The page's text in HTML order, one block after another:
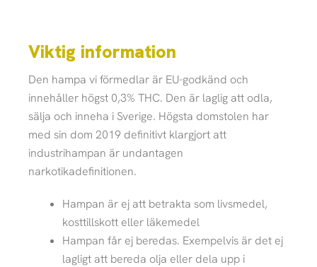
Viktig information
Den hampa vi förmedlar är EU-godkänd och
innehåller högst 0,3% THC. Den är laglig att odla,
sälja och inneha i Sverige. Högsta domstolen har
med sin dom 2019 definitivt klargjort att
industrihampan är undantagen
narkotikadefinitionen.
Hampan är ej att betrakta som livsmedel,
kosttillskott eller läkemedel
Hampan får ej beredas. Exempelvis är det ej
lagligt att bereda olja eller dela upp i